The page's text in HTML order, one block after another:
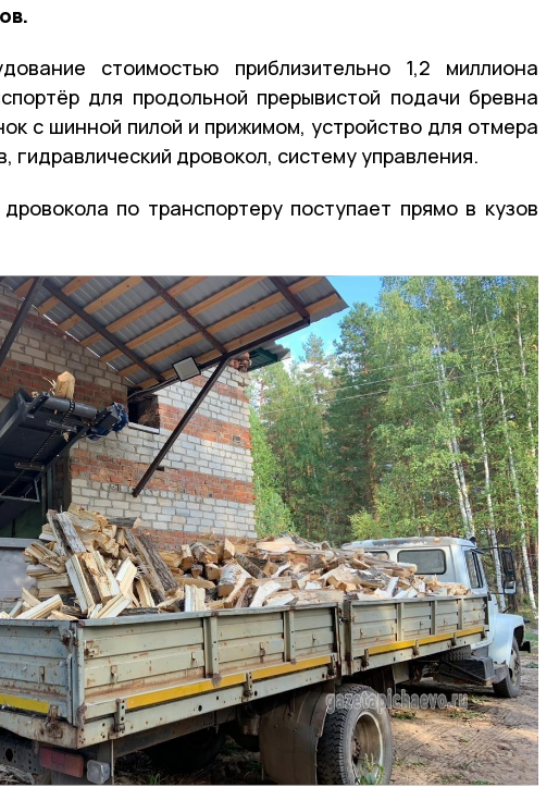
стоимостью приблизительно 1,2 миллиона
для продольной прерывистой подачи бревна
с шинной пилой и прижимом, устройство для отмера
гидравлический дровокол, систему управления.
по транспортеру поступает прямо в кузов